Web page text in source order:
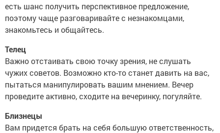
есть шанс получить перспективное предложение,
поэтому чаще разговаривайте с незнакомцами,
знакомьтесь и общайтесь.
Телец
Важно отстаивать свою точку зрения, не слушать
чужих советов. Возможно кто-то станет давить на вас,
пытаться манипулировать вашим мнением. Вечер
проведите активно, сходите на вечеринку, погуляйте.
Близнецы
Вам придется брать на себя большую ответственность,